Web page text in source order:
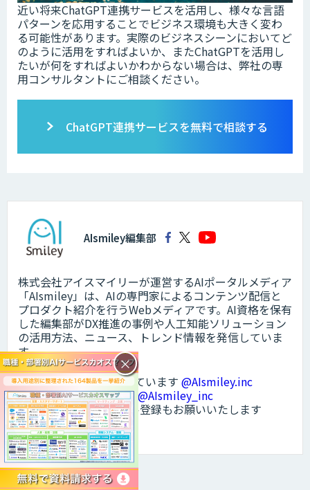
近い将来ChatGPT連携サービスを活用し、様々な言語
パターンを応用することでビジネス環境も大きく変わ
る可能性があります。実際のビジネスシーンにおいてど
のように活用をすればよいか、またChatGPTを活用し
たいが何をすればよいかわからない場合は、弊社の専
用コンサルタントにご相談ください。
ChatGPT連携サービスを無料で相談する
AIsmiley編集部
株式会社アイスマイリーが運営するAIポータルメディア
「AIsmiley」は、AIの専門家によるコンテンツ配信と
プロダクト紹介を行うWebメディアです。AI資格を保有
した編集部がDX推進の事例や人工知能ソリューション
の活用方法、ニュース、トレンド情報を発信していま
す。
・Facebookでも発信しています @AIsmiley.inc
・Xもフォローください @AIsmiley_inc
・Youtubeのチャンネル登録もお願いいたします
@aismiley
メルマガに登録する
×